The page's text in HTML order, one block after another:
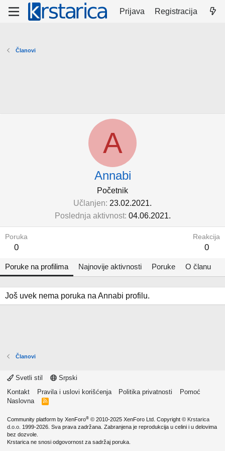
Prijava Registracija
Članovi
A
Annabi
Početnik
Učlanjen 23.02.2021.
Poslednja aktivnost 04.06.2021.
Poruka
0
Reakcija
0
Poruke na profilima Najnovije aktivnosti Poruke O članu
Još uvek nema poruka na Annabi profilu.
Članovi
Svetli stil
Srpski
Kontakt
Pravila i uslovi korišćenja Politika privatnosti
Pomoć
Naslovna
R
Community platform by XenForo® © 2010-2025 XenForo Ltd. Copyright © Krstarica
d.o.o. 1999-2026. Sva prava zadržana. Zabranjena je reprodukcija u celini i u delovima
bez dozvole.
Krstarica ne snosi odgovornost za sadržaj poruka.